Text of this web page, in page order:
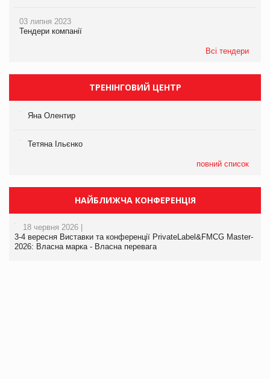
03 липня 2023
Тендери компанії
Всі тендери
ТРЕНІНГОВИЙ ЦЕНТР
Яна Олентир
Тетяна Ільєнко
повний список
НАЙБЛИЖЧА КОНФЕРЕНЦІЯ
18 червня 2026 |
3-4 вересня Виставки та конференції PrivateLabel&FMCG Master-
2026: Власна марка - Власна перевага